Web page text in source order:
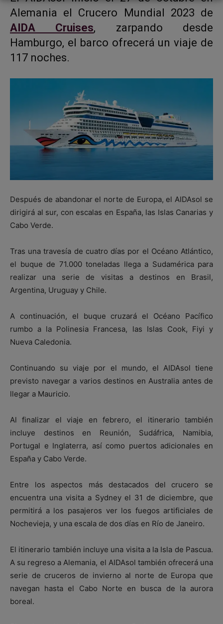
Alemania el Crucero Mundial 2023 de
AIDA Cruises, zarpando desde
Hamburgo, el barco ofrecerá un viaje de
117 noches.
Después de abandonar el norte de Europa, el AIDAsol se
dirigirá al sur, con escalas en España, las Islas Canarias y
Cabo Verde.
Tras una travesía de cuatro días por el Océano Atlántico,
el buque de 71.000 toneladas llega a Sudamérica para
realizar una serie de visitas a destinos en Brasil,
Argentina, Uruguay y Chile.
A continuación, el buque cruzará el Océano Pacífico
rumbo a la Polinesia Francesa, las Islas Cook, Fiyi y
Nueva Caledonia.
Continuando su viaje por el mundo, el AIDAsol tiene
previsto navegar a varios destinos en Australia antes de
llegar a Mauricio.
Al finalizar el viaje en febrero, el itinerario también
incluye destinos en Reunión, Sudáfrica, Namibia,
Portugal e Inglaterra, así como puertos adicionales en
España y Cabo Verde.
Entre los aspectos más destacados del crucero se
encuentra una visita a Sydney el 31 de diciembre, que
permitirá a los pasajeros ver los fuegos artificiales de
Nochevieja, y una escala de dos días en Río de Janeiro.
El itinerario también incluye una visita a la Isla de Pascua.
A su regreso a Alemania, el AIDAsol también ofrecerá una
serie de cruceros de invierno al norte de Europa que
navegan hasta el Cabo Norte en busca de la aurora
boreal.